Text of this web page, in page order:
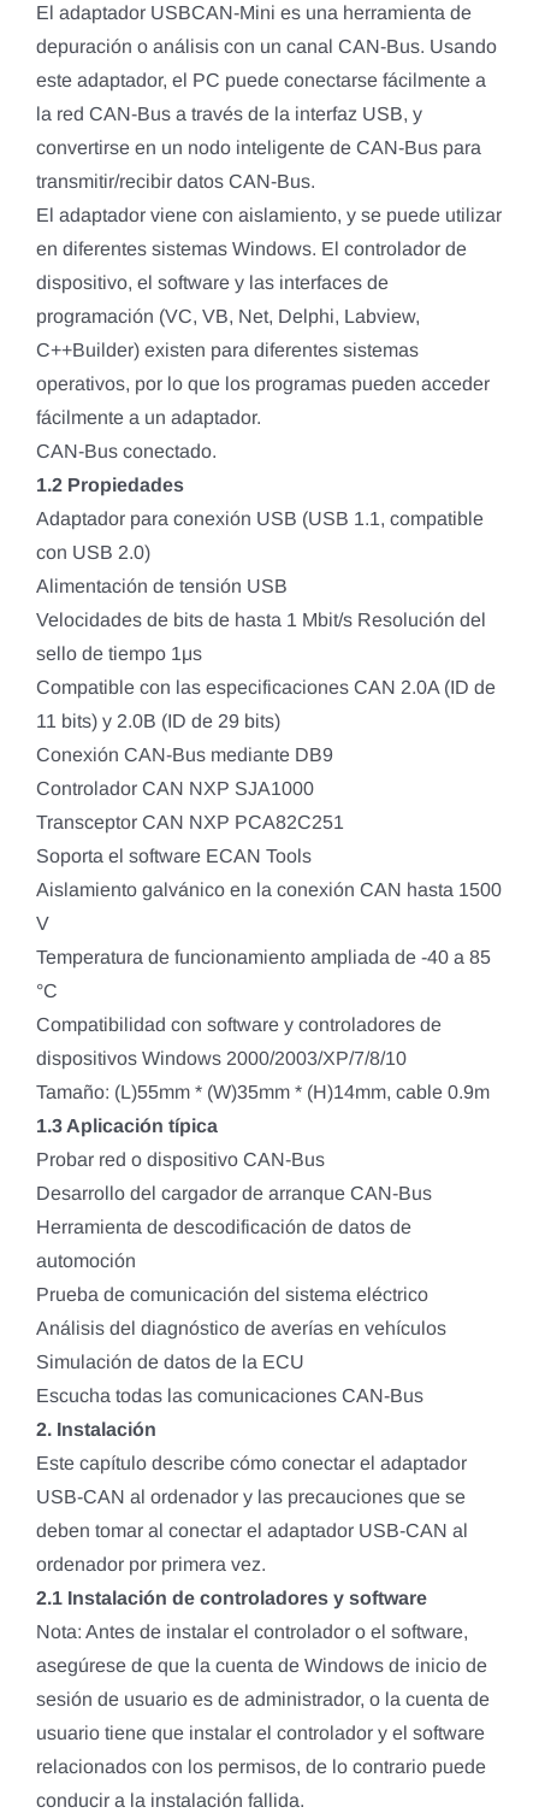
El adaptador USBCAN-Mini es una herramienta de
depuración o análisis con un canal CAN-Bus. Usando
este adaptador, el PC puede conectarse fácilmente a
la red CAN-Bus a través de la interfaz USB, y
convertirse en un nodo inteligente de CAN-Bus para
transmitir/recibir datos CAN-Bus.
El adaptador viene con aislamiento, y se puede utilizar
en diferentes sistemas Windows. El controlador de
dispositivo, el software y las interfaces de
programación (VC, VB, Net, Delphi, Labview,
C++Builder) existen para diferentes sistemas
operativos, por lo que los programas pueden acceder
fácilmente a un adaptador.
CAN-Bus conectado.
1.2 Propiedades
Adaptador para conexión USB (USB 1.1, compatible
con USB 2.0)
Alimentación de tensión USB
Velocidades de bits de hasta 1 Mbit/s Resolución del
sello de tiempo 1μs
Compatible con las especificaciones CAN 2.0A (ID de
11 bits) y 2.0B (ID de 29 bits)
Conexión CAN-Bus mediante DB9
Controlador CAN NXP SJA1000
Transceptor CAN NXP PCA82C251
Soporta el software ECAN Tools
Aislamiento galvánico en la conexión CAN hasta 1500
V
Temperatura de funcionamiento ampliada de -40 a 85
°C
Compatibilidad con software y controladores de
dispositivos Windows 2000/2003/XP/7/8/10
Tamaño: (L)55mm * (W)35mm * (H)14mm, cable 0.9m
1.3 Aplicación típica
Probar red o dispositivo CAN-Bus
Desarrollo del cargador de arranque CAN-Bus
Herramienta de descodificación de datos de
automoción
Prueba de comunicación del sistema eléctrico
Análisis del diagnóstico de averías en vehículos
Simulación de datos de la ECU
Escucha todas las comunicaciones CAN-Bus
2. Instalación
Este capítulo describe cómo conectar el adaptador
USB-CAN al ordenador y las precauciones que se
deben tomar al conectar el adaptador USB-CAN al
ordenador por primera vez.
2.1 Instalación de controladores y software
Nota: Antes de instalar el controlador o el software,
asegúrese de que la cuenta de Windows de inicio de
sesión de usuario es de administrador, o la cuenta de
usuario tiene que instalar el controlador y el software
relacionados con los permisos, de lo contrario puede
conducir a la instalación fallida.